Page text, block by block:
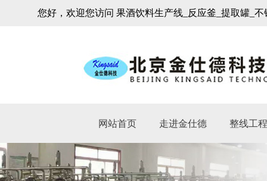
您好，欢迎您访问 果酒饮料生产线_反应釜_提取罐_
网站首页 走进金仕德 整线工程